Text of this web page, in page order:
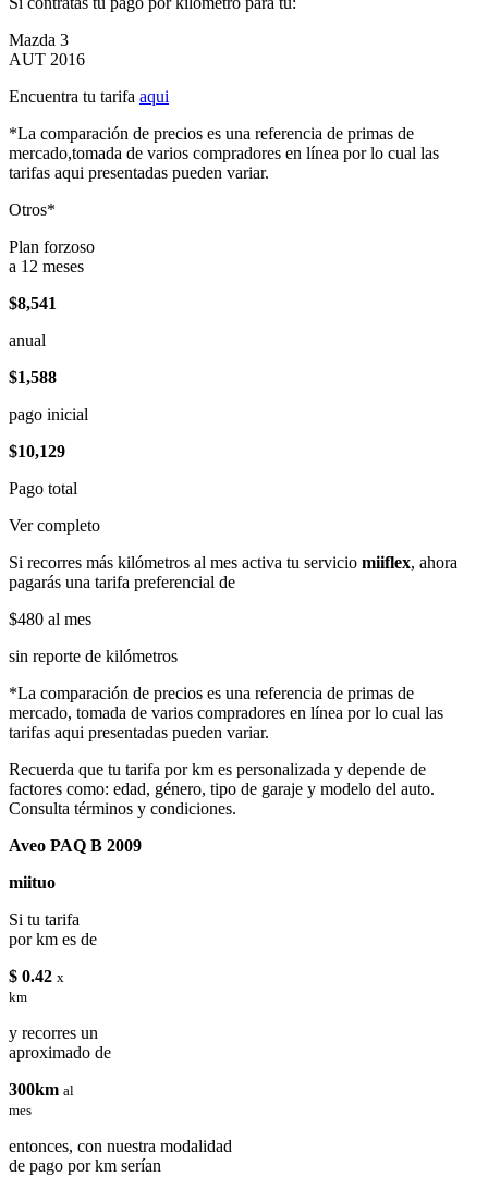
Mazda 3
AUT 2016
Encuentra tu tarifa aqui
*La comparación de precios es una referencia de primas de
mercado,tomada de varios compradores en línea por lo cual las
tarifas aqui presentadas pueden variar.
Otros*
Plan forzoso
a 12 meses
$8,541
anual
$1,588
pago inicial
$10,129
Pago total
Ver completo
Si recorres más kilómetros al mes activa tu servicio miiflex, ahora
pagarás una tarifa preferencial de
$480 al mes
sin reporte de kilómetros
*La comparación de precios es una referencia de primas de
mercado, tomada de varios compradores en línea por lo cual las
tarifas aqui presentadas pueden variar.
Recuerda que tu tarifa por km es personalizada y depende de
factores como: edad, género, tipo de garaje y modelo del auto.
Consulta términos y condiciones.
Aveo PAQ B 2009
miituo
Si tu tarifa
por km es de
$ 0.42 x
km
y recorres un
aproximado de
300km al
mes
entonces, con nuestra modalidad
de pago por km serían